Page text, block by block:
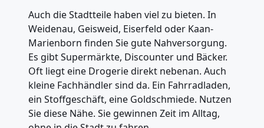
Auch die Stadtteile haben viel zu bieten. In
Weidenau, Geisweid, Eiserfeld oder Kaan-
Marienborn finden Sie gute Nahversorgung.
Es gibt Supermärkte, Discounter und Bäcker.
Oft liegt eine Drogerie direkt nebenan. Auch
kleine Fachhändler sind da. Ein Fahrradladen,
ein Stoffgeschäft, eine Goldschmiede. Nutzen
Sie diese Nähe. Sie gewinnen Zeit im Alltag,